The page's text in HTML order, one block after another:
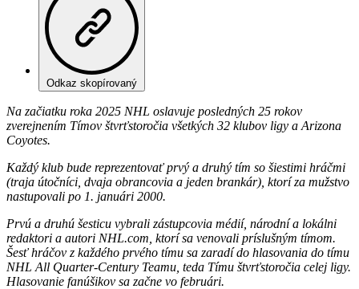
Odkaz skopírovaný
Na začiatku roka 2025 NHL oslavuje posledných 25 rokov
zverejnením Tímov štvrťstoročia všetkých 32 klubov ligy a Arizona
Coyotes.
Každý klub bude reprezentovať prvý a druhý tím so šiestimi hráčmi
(traja útočníci, dvaja obrancovia a jeden brankár), ktorí za mužstvo
nastupovali po 1. januári 2000.
Prvú a druhú šesticu vybrali zástupcovia médií, národní a lokálni
redaktori a autori NHL.com, ktorí sa venovali príslušným tímom.
Šesť hráčov z každého prvého tímu sa zaradí do hlasovania do tímu
NHL All Quarter-Century Teamu, teda Tímu štvrťstoročia celej ligy.
Hlasovanie fanúšikov sa začne vo februári.